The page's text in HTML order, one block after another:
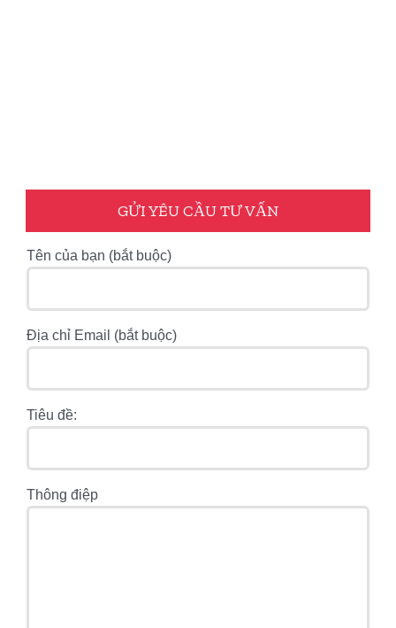
GỬI YÊU CẦU TƯ VẤN
Tên của bạn (bắt buộc)
Địa chỉ Email (bắt buộc)
Tiêu đề:
Thông điệp